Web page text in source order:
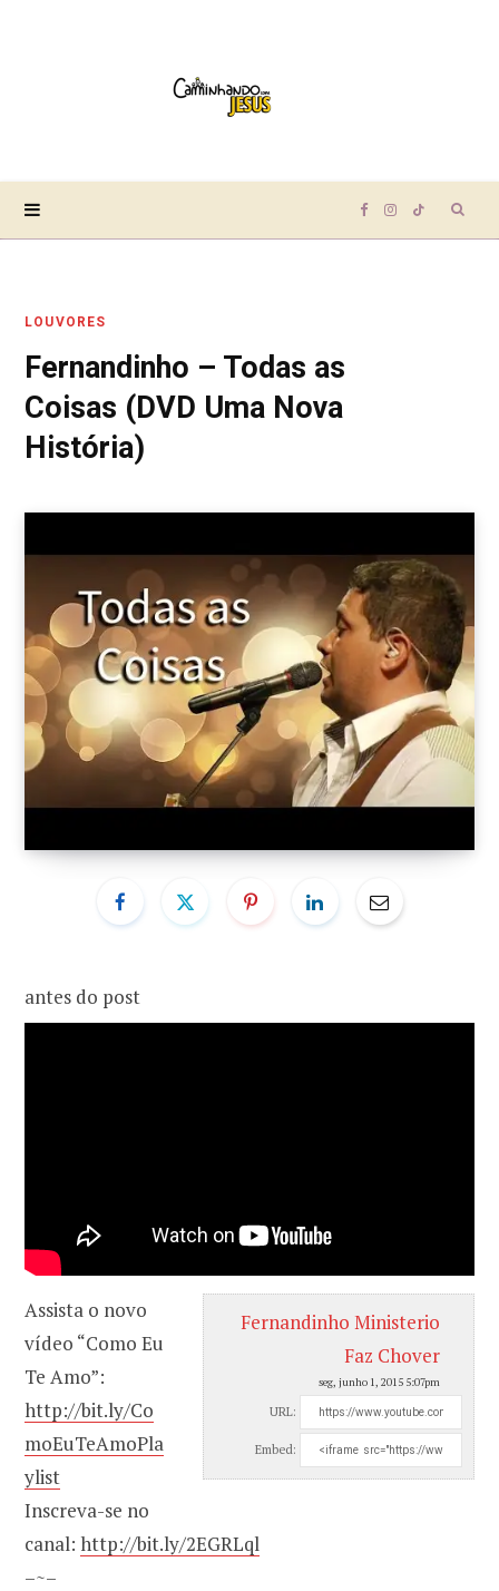
F I
a
m
T
LOUVORES
Fernandinho – Todas as
Coisas (DVD Uma Nova
História)
antes do post
Fernandinho Ministerio
Faz Chover
seg, junho 1, 2015 5:07pm
URL:
Embed:
Assista o novo
vídeo “Como Eu
Te Amo”:
http://bit.ly/Co
moEuTeAmoPla
ylist
Inscreva-se no
canal: http://bit.ly/2EGRLql
–~–